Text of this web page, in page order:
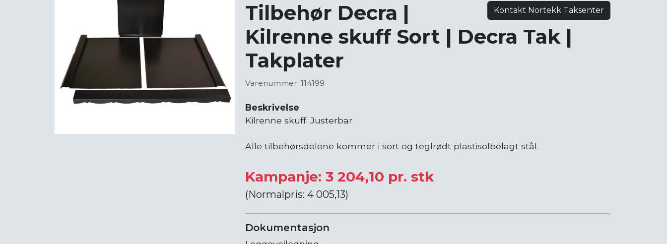
Kontakt Nortekk Taksenter
Tilbehør Decra |
Kilrenne skuff Sort | Decra Tak |
Takplater
Varenummer: 114199
Beskrivelse
Kilrenne skuff. Justerbar.
Alle tilbehørsdelene kommer i sort og teglrødt plastisolbelagt stål.
Kampanje: 3 204,10 pr. stk
(Normalpris: 4 005,13)
Dokumentasjon